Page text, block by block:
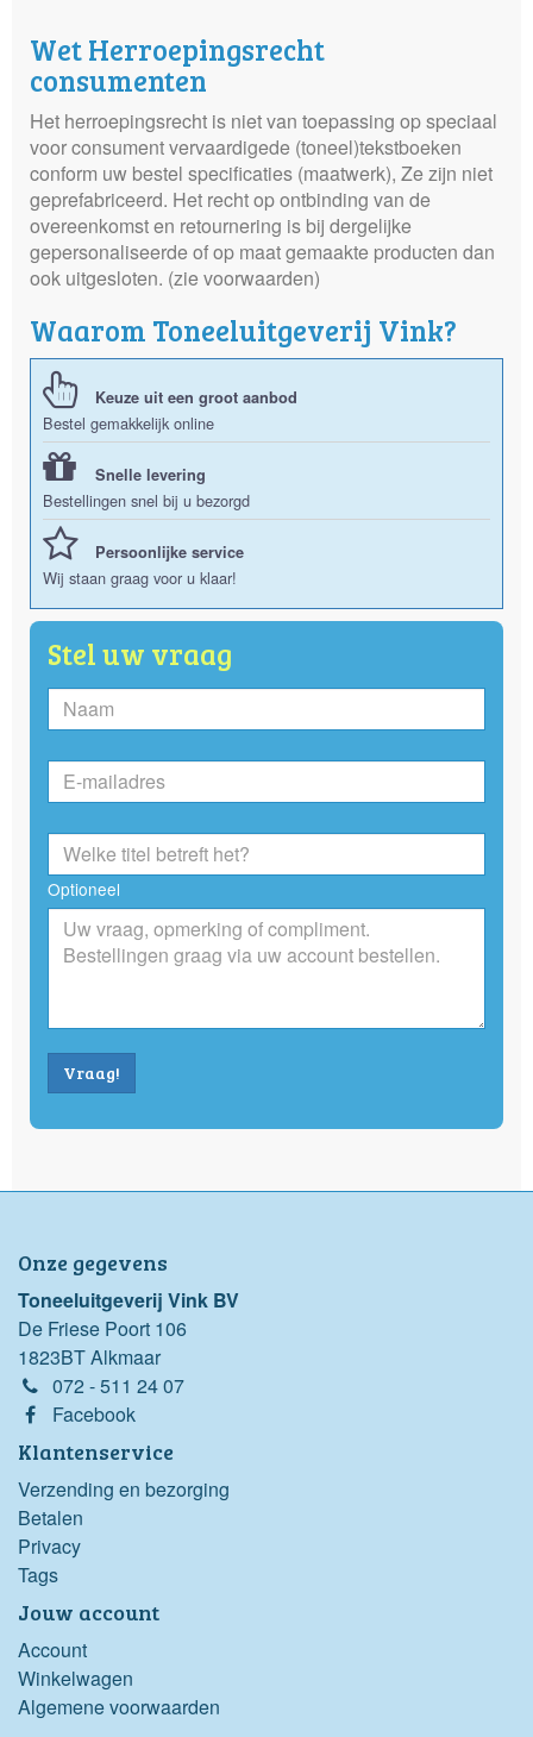
Wet Herroepingsrecht
consumenten
Het herroepingsrecht is niet van toepassing op speciaal
voor consument vervaardigede (toneel)tekstboeken
conform uw bestel specificaties (maatwerk), Ze zijn niet
geprefabriceerd. Het recht op ontbinding van de
overeenkomst en retournering is bij dergelijke
gepersonaliseerde of op maat gemaakte producten dan
ook uitgesloten. (zie voorwaarden)
Waarom Toneeluitgeverij Vink?
Keuze uit een groot aanbod
Bestel gemakkelijk online
Snelle levering
Bestellingen snel bij u bezorgd
Persoonlijke service
Wij staan graag voor u klaar!
Stel uw vraag
Optioneel
Vraag!
Onze gegevens
Toneeluitgeverij Vink BV
De Friese Poort 106
1823BT Alkmaar
072 - 511 24 07
Facebook
Klantenservice
Verzending en bezorging
Betalen
Privacy
Tags
Jouw account
Account
Winkelwagen
Algemene voorwaarden